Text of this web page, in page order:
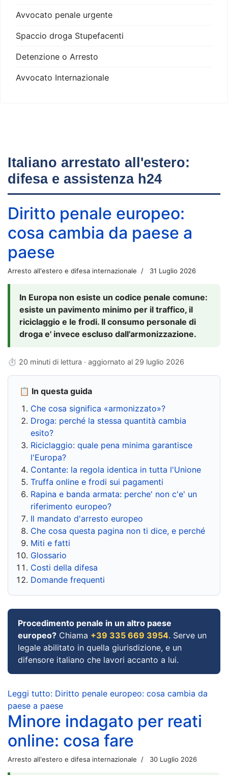
Avvocato penale urgente
Spaccio droga Stupefacenti
Detenzione o Arresto
Avvocato Internazionale
Italiano arrestato all'estero:
difesa e assistenza h24
Diritto penale europeo:
cosa cambia da paese a
paese
Arresto all'estero e difesa internazionale 31 Luglio 2026
In Europa non esiste un codice penale comune:
esiste un pavimento minimo per il traffico, il
riciclaggio e le frodi. Il consumo personale di
droga e' invece escluso dall'armonizzazione.
⏱ 20 minuti di lettura · aggiornato al 29 luglio 2026
📋 In questa guida
Che cosa significa «armonizzato»?
Droga: perché la stessa quantità cambia
esito?
Riciclaggio: quale pena minima garantisce
l'Europa?
Contante: la regola identica in tutta l'Unione
Truffa online e frodi sui pagamenti
Rapina e banda armata: perche' non c'e' un
riferimento europeo?
Il mandato d'arresto europeo
Che cosa questa pagina non ti dice, e perché
Miti e fatti
Glossario
Costi della difesa
Domande frequenti
Procedimento penale in un altro paese
europeo? Chiama +39 335 669 3954. Serve un
legale abilitato in quella giurisdizione, e un
difensore italiano che lavori accanto a lui.
Leggi tutto: Diritto penale europeo: cosa cambia da
paese a paese
Minore indagato per reati
online: cosa fare
Arresto all'estero e difesa internazionale 30 Luglio 2026